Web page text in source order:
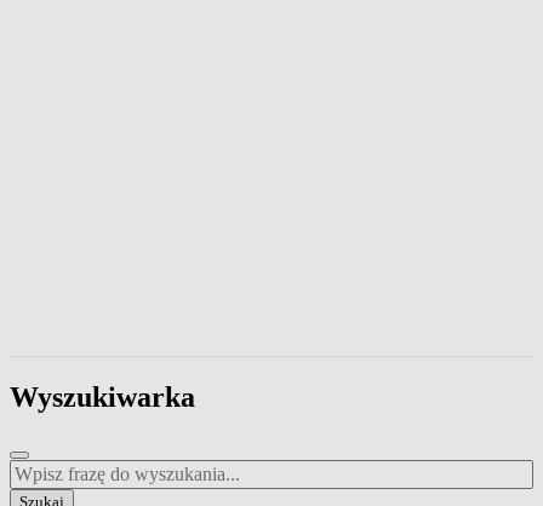
Wpisz frazę, aby przeszukać zawartość strony. Naciśnij klawisz
Wyszukiwarka
Wpisz frazę do wyszukania
Szukaj